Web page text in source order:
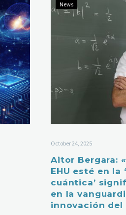
News
October 24, 2025
Aitor Bergara:
EHU esté en la
cuántica’
en la
innovación del